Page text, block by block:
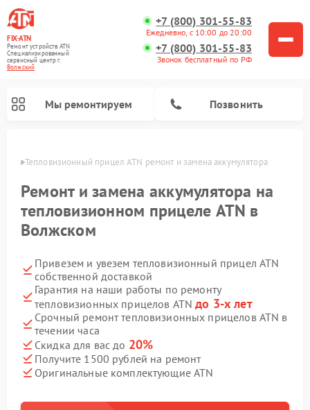
FIX-ATN
Ремонт устройств ATN
Специализированный
cервисный центр г.
Волжский
+7 (800) 301-55-83
Ежедневно, с 10:00 до 20:00
+7 (800) 301-55-83
Звонок бесплатный по РФ
Мы ремонтируем Позвонить
Тепловизионный прицел ATN ремонт и замена аккумулятора
Ремонт и замена аккумулятора на
тепловизионном прицеле ATN в
Волжском
Привезем и увезем тепловизионный прицел ATN
собственной доставкой
Гарантия на наши работы по ремонту
тепловизионных прицелов ATNдо 3-х лет
Срочный ремонт тепловизионных прицелов ATN в
течении часа
Скидка для вас до 20%
Получите 1500 рублей на ремонт
Оригинальные комплектующие ATN